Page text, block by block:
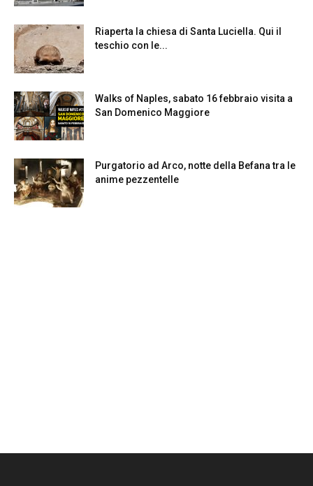
Riaperta la chiesa di Santa Luciella. Qui il
teschio con le...
Walks of Naples, sabato 16 febbraio visita a
San Domenico Maggiore
Purgatorio ad Arco, notte della Befana tra le
anime pezzentelle